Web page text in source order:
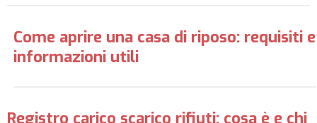
Come aprire una casa di riposo: requisiti e
informazioni utili
Registro carico scarico rifiuti: cosa è e chi